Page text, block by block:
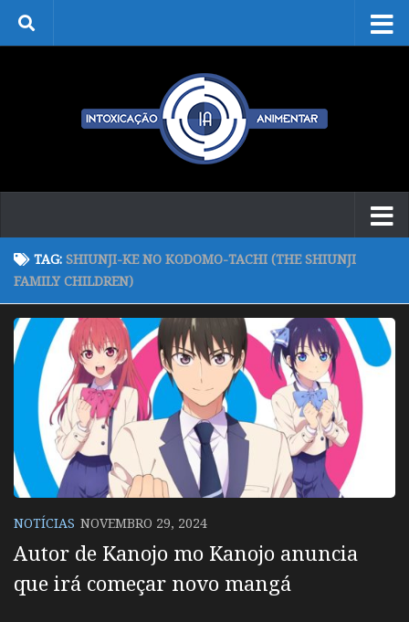
Skip to content
TAG: SHIUNJI-KE NO KODOMO-TACHI (THE SHIUNJI
FAMILY CHILDREN)
NOTÍCIAS NOVEMBRO 29, 2024
Autor de Kanojo mo Kanojo anuncia
que irá começar novo mangá